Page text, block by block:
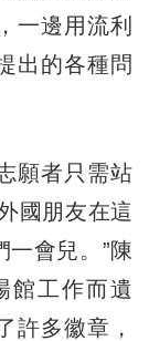
一邊用流利
出的各種問
願者只需站
國朋友在這
一會兒。”陳
館工作而遺
許多徽章，